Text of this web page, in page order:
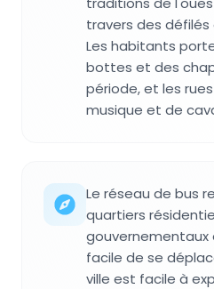
travers des
Les habitants
bottes et des
période, et les
musique et de
Le réseau de bus
quartiers
facile de se
ville est facile à